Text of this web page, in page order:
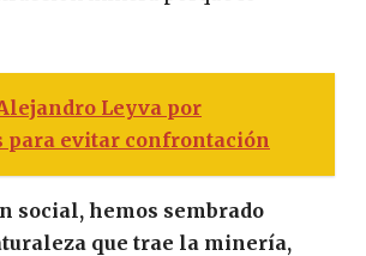
Leyva por
para evitar confrontación
social, hemos sembrado
que trae la minería,